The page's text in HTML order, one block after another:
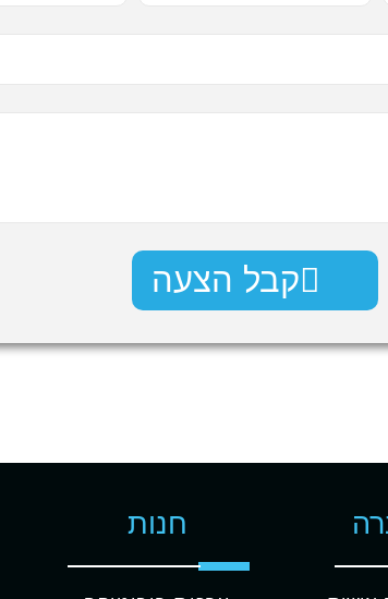
קבל הצעה
חנות